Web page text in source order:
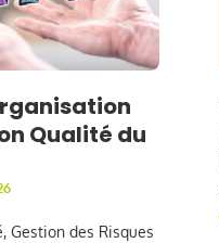
Qualité du
Gestion des Risques